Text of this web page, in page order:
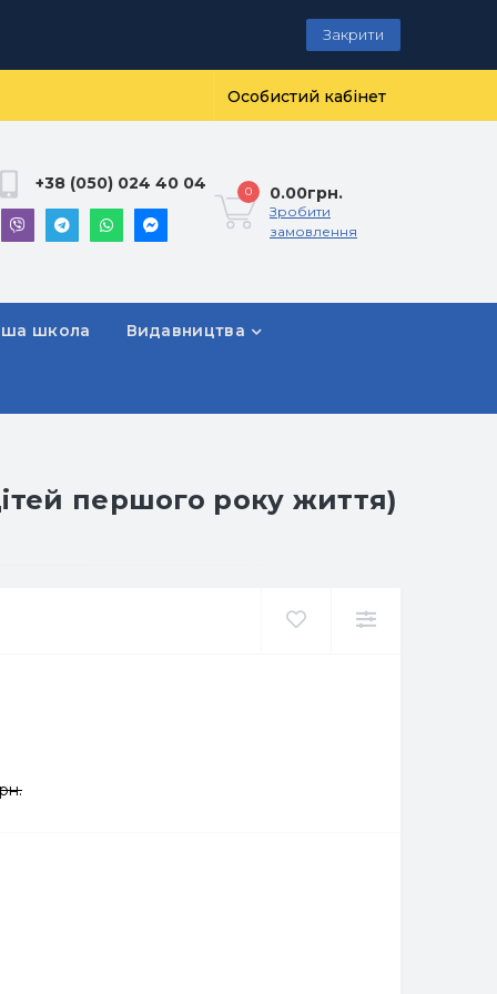
Закрити
Особистий кабінет
+38 (050) 024 40 04 0 0.00грн.
Зробити
замовлення
школа Видавництва
першого року життя)